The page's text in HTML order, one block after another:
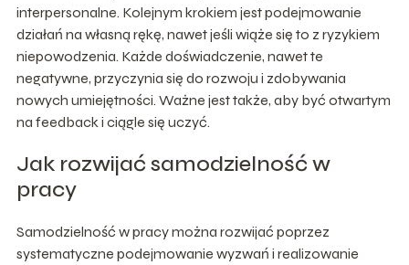
interpersonalne. Kolejnym krokiem jest podejmowanie
działań na własną rękę, nawet jeśli wiąże się to z ryzykiem
niepowodzenia. Każde doświadczenie, nawet te
negatywne, przyczynia się do rozwoju i zdobywania
nowych umiejętności. Ważne jest także, aby być otwartym
na feedback i ciągle się uczyć.
Jak rozwijać samodzielność w
pracy
Samodzielność w pracy można rozwijać poprzez
systematyczne podejmowanie wyzwań i realizowanie